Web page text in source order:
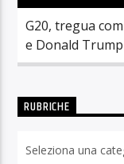
G20, tregua
e Donald Trump
RUBRICHE